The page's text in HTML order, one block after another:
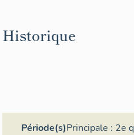
Historique
Période(s)Principale : 2e